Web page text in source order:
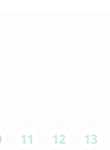
11 12 13